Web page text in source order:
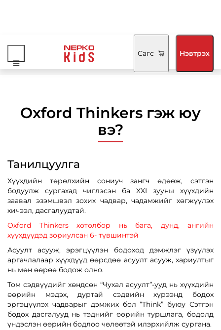
Сагс Нэвтрэх
Oxford Thinkers
Oxford Thinkers гэж юу
вэ?
Танилцуулга
Хүүхдийн төрөлхийн сониуч зангч өдөөж, сэтгэн
бодуулж сургахад чиглэсэн ба XXI зууны хүүхдийн
заавал эзэмшвэл зохих чадвар, чадамжийг хөгжүүлэх
хичээл, дасгалуудтай.
Oxford Thinkers хөтөлбөр нь бага, дунд, ангийн
хүүхдүүдэд зориулсан 6- түвшинтэй
Асуулт асууж, эрэгцүүлэн бодоход дэмжлэг үзүүлэх
аргачлалаар хүүхдүүд өөрсдөө асуулт асууж, хариултыг
нь мөн өөрөө бодож олно.
Том сэдвүүдийг хөндсөн “Чухал асуулт”-ууд нь хүүхдийн
өөрийн мэдэх, дуртай сэдвийн хүрээнд бодох
эргэцүүлэх чадварыг дэмжих бол “Think” буюу Сэтгэн
бодох дасгалууд нь тэднийг өөрийн туршлага, бодолд
үндэслэн өөрийн бодлоо чөлөөтэй илэрхийлж сургана.